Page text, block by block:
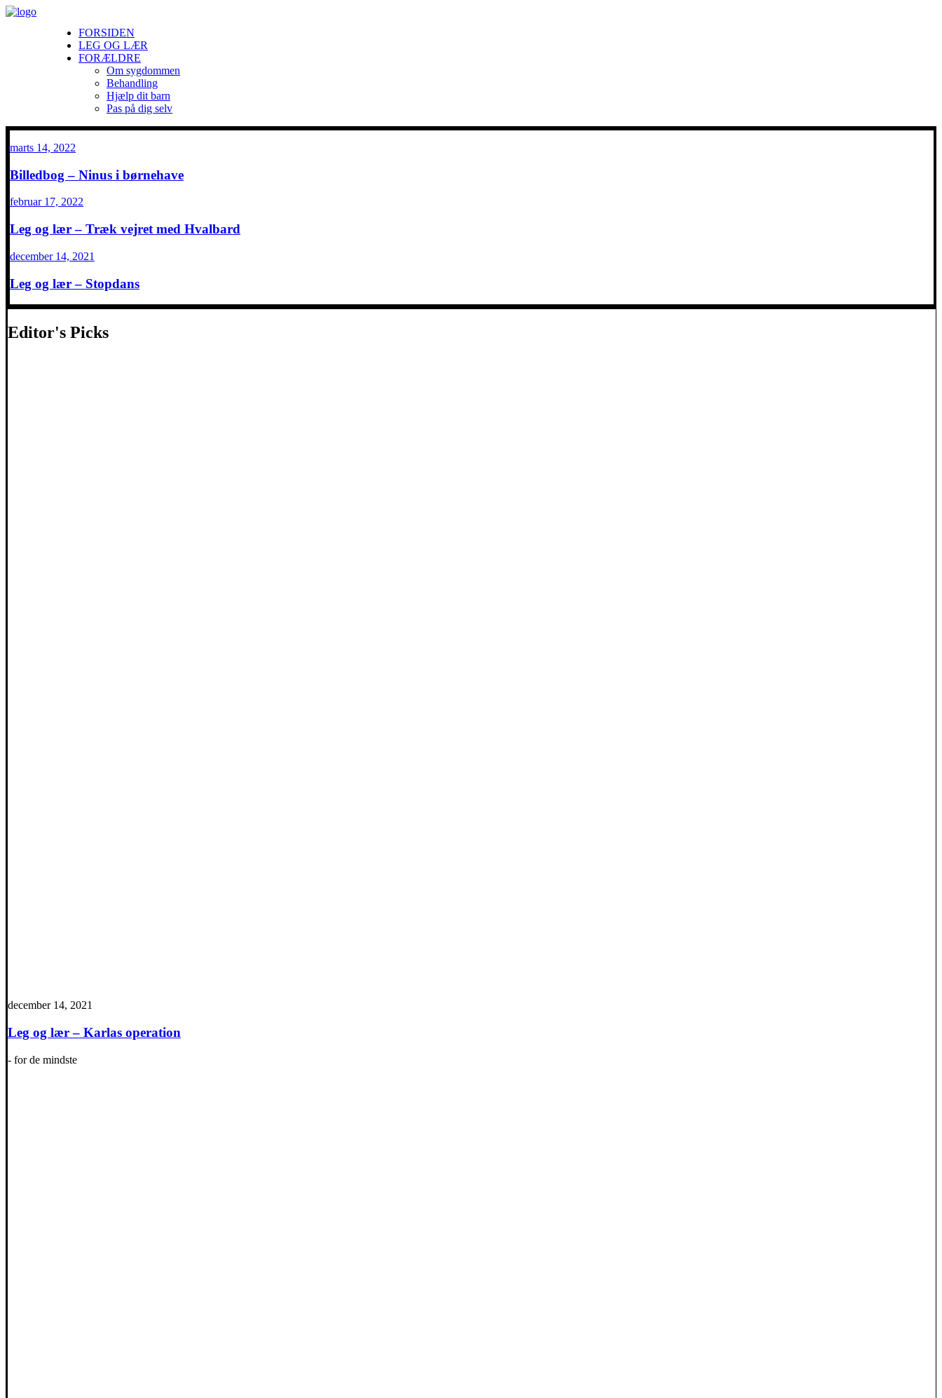
FORSIDEN
LEG OG LÆR
FORÆLDRE
Om sygdommen
Behandling
Hjælp dit barn
Pas på dig selv
marts 14, 2022
Billedbog – Ninus i børnehave
februar 17, 2022
Leg og lær – Træk vejret med Hvalbard
december 14, 2021
Leg og lær – Stopdans
Editor's Picks
december 14, 2021
Leg og lær – Karlas operation
- for de mindste